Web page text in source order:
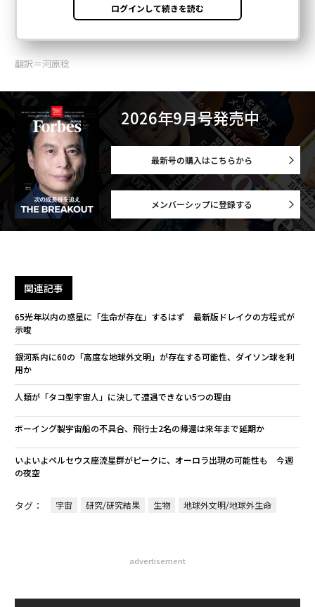
翻訳＝河原稔
2026年9月号発売中
最新号の購入はこちらから
メンバーシップに登録する
関連記事
65光年以内の惑星に「生命が存在」するはず 最新版ドレイクの方程式が
示唆
銀河系内に60の「高度な地球外文明」が存在する可能性、ダイソン球を利
用か
人類が「タコ型宇宙人」に決して遭遇できない5つの理由
ボーイング製宇宙船の不具合、飛行士2名の帰還は来年まで延期か
いよいよペルセウス座流星群がピークに、オーロラ出現の可能性も 今週
の夜空
タグ： 宇宙 研究/研究結果 生物 地球外文明/地球外生命
advertisement